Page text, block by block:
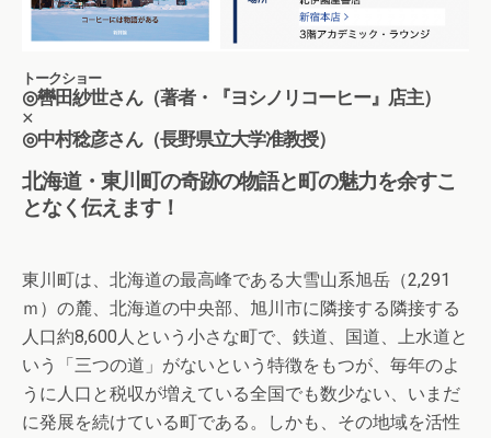
トークショー
◎轡田紗世さん（著者・『ヨシノリコーヒー』店主）
×
◎中村稔彦さん（長野県立大学准教授）
北海道・東川町の奇跡の物語と町の魅力を余すこ
となく伝えます！
東川町は、北海道の最高峰である大雪山系旭岳（2,291
ｍ）の麓、北海道の中央部、旭川市に隣接する隣接する
人口約8,600人という小さな町で、鉄道、国道、上水道と
いう「三つの道」がないという特徴をもつが、毎年のよ
うに人口と税収が増えている全国でも数少ない、いまだ
に発展を続けている町である。しかも、その地域を活性